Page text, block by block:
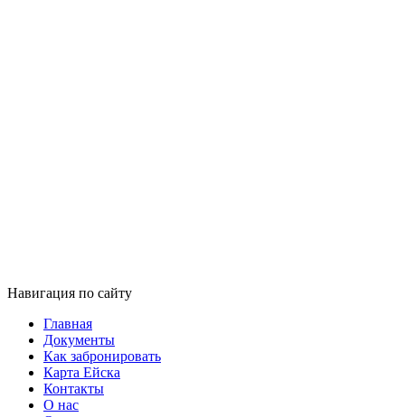
Навигация по сайту
Главная
Документы
Как забронировать
Карта Ейска
Контакты
О нас